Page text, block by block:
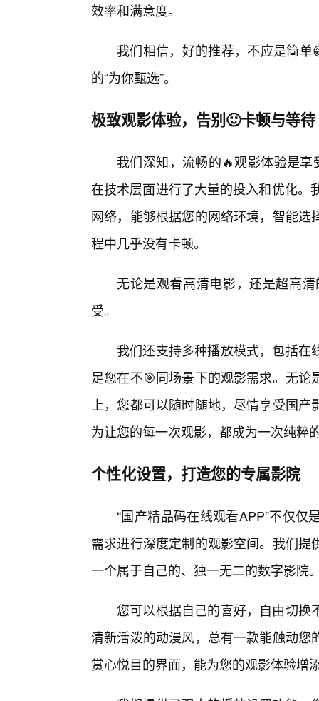
效率和满意度。
我们相信，好的推荐，不应是简单
的“为你甄选”。
极致观影体验，告别🙂卡顿与等待
我们深知，流畅的🔥观影体验是享
在技术层面进行了大量的投入和优化。
网络，能够根据您的网络环境，智能
程中几乎没有卡顿。
无论是观看高清电影，还是超高
受。
我们还支持多种播放模式，包括
足您在不🎯同场景下的观影需求。无
上，您都可以随时随地，尽情享受国
为让您的每一次观影，都成为一次纯粹
个性化设置，打造您的专属影院
“国产精品码在线观看APP”不仅
需求进行深度定制的观影空间。我们
一个属于自己的、独一无二的数字影院
您可以根据自己的喜好，自由切换
清新活泼的动漫风，总有一款能触动
赏心悦目的界面，能为您的观影体验增